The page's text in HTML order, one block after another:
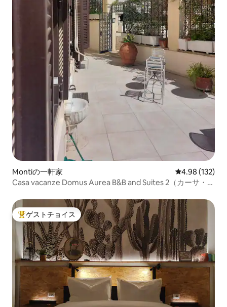
Montiの一軒家 レビュー132
4.98 (132)
Casa vacanze Domus Aurea B&B and Suites 2（カーサ・ヴ
大好評のゲストチョイスです。
ゲストチョイス